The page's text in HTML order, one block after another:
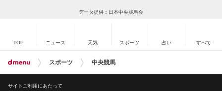
データ提供：日本中央競馬会
TOP ニュース 天気 スポーツ 占い すべて
スポーツ 中央競馬
サイトご利用にあたって